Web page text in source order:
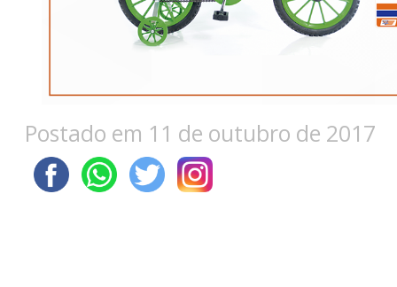
Postado em 11 de outubro de 2017